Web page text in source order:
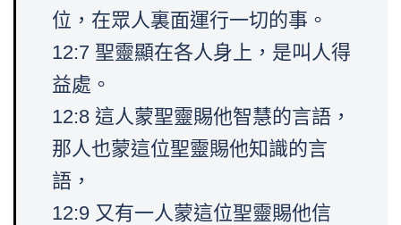
位，在眾人裏面運行一切的事。
12:7 聖靈顯在各人身上，是叫人得
益處。
12:8 這人蒙聖靈賜他智慧的言語，
那人也蒙這位聖靈賜他知識的言
語，
12:9 又有一人蒙這位聖靈賜他信